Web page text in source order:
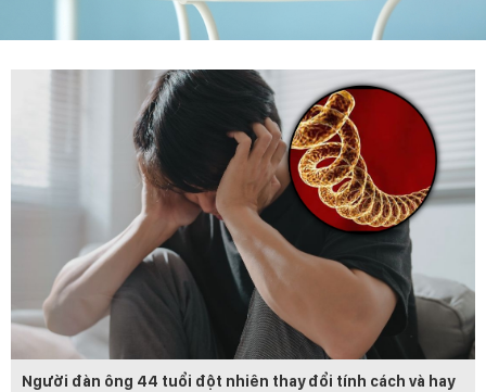
Người đàn ông 44 tuổi đột nhiên thay đổi tính cách và hay